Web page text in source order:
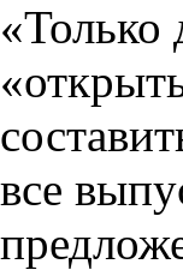
«Только
все